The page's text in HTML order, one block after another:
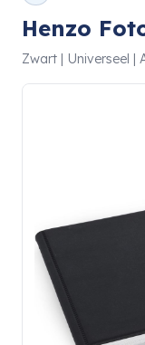
Henzo
Zwart | Universeel |